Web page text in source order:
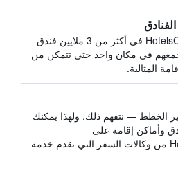
يبحث HotelsCombined في أكثر من 3 ملايين فندق
في مكان واحد حتى تتمكن من
المثالية.
الخطط — نتفهم ذلك. ولهذا يمكنك
وأماكن إقامة على
HotelsCombined من وكالات السفر التي تقدم خدمة